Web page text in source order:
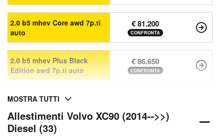
2.0 b5 mhev Core awd 7p.ti
auto
€ 81.200
CONFRONTA
2.0 b5 mhev Plus Black
Edition awd 7p.ti auto
€ 86.650
CONFRONTA
MOSTRA TUTTI
Allestimenti Volvo XC90 (2014-->>)
Diesel (33)